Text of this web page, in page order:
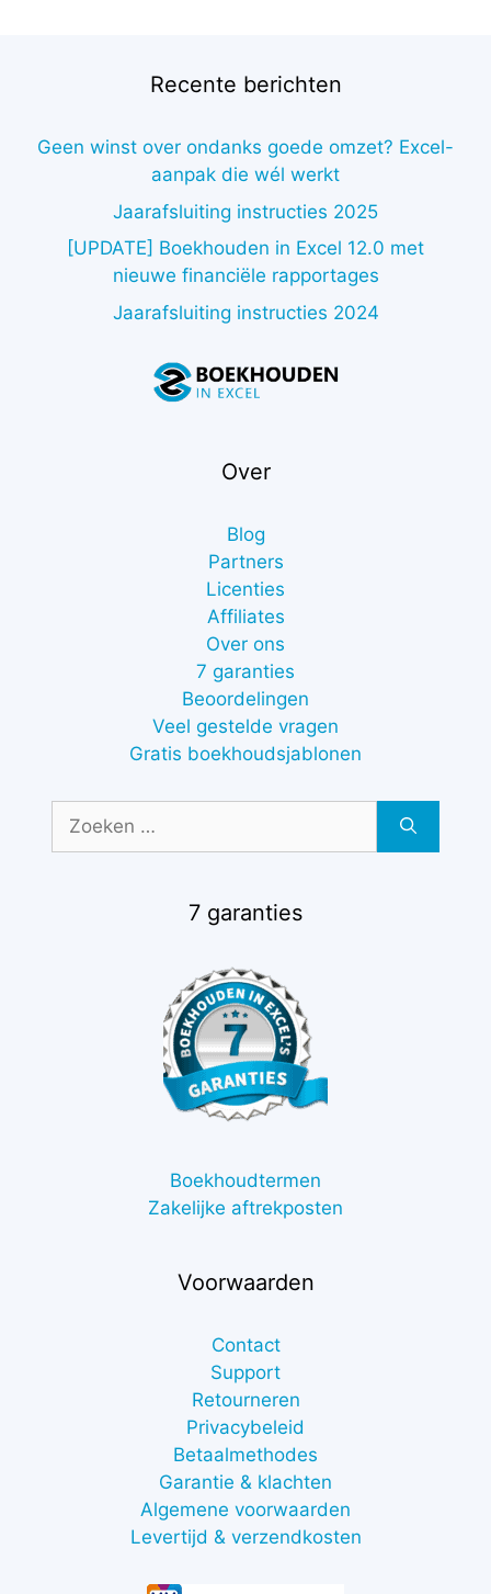
Recente berichten
Geen winst over ondanks goede omzet? Excel-
aanpak die wél werkt
Jaarafsluiting instructies 2025
[UPDATE] Boekhouden in Excel 12.0 met
nieuwe financiële rapportages
Jaarafsluiting instructies 2024
Over
Blog
Partners
Licenties
Affiliates
Over ons
7 garanties
Beoordelingen
Veel gestelde vragen
Gratis boekhoudsjablonen
naar:
7 garanties
Boekhoudtermen
Zakelijke aftrekposten
Voorwaarden
Contact
Support
Retourneren
Privacybeleid
Betaalmethodes
Garantie & klachten
Algemene voorwaarden
Levertijd & verzendkosten